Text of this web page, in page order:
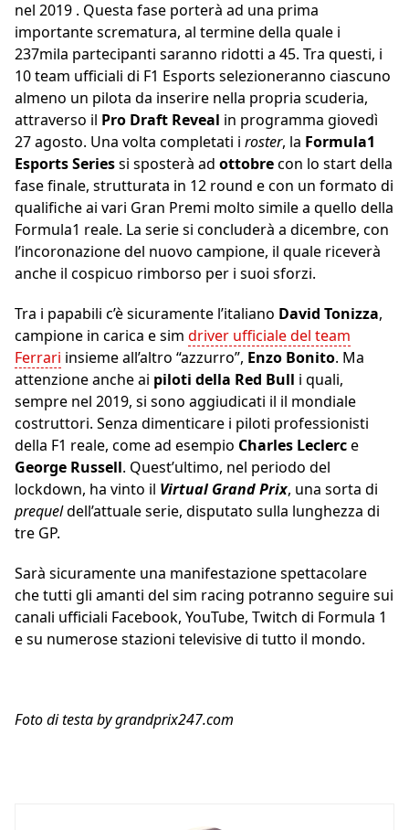
nel 2019 . Questa fase porterà ad una prima
importante scrematura, al termine della quale i
237mila partecipanti saranno ridotti a 45. Tra questi, i
10 team ufficiali di F1 Esports selezioneranno ciascuno
almeno un pilota da inserire nella propria scuderia,
attraverso il Pro Draft Reveal in programma giovedì
27 agosto. Una volta completati i roster, la Formula1
Esports Seriessi sposterà ad ottobrecon lo start della
fase finale, strutturata in 12 round e con un formato di
qualifiche ai vari Gran Premi molto simile a quello della
Formula1 reale. La serie si concluderà a dicembre, con
l’incoronazione del nuovo campione, il quale riceverà
anche il cospicuo rimborso per i suoi sforzi.
Tra i papabili c’è sicuramente l’italiano David Tonizza,
campione in carica e sim driver ufficiale del team
Ferrari insieme all’altro “azzurro”, Enzo Bonito. Ma
attenzione anche ai piloti della Red Bull i quali,
sempre nel 2019, si sono aggiudicati il il mondiale
costruttori. Senza dimenticare i piloti professionisti
della F1 reale, come ad esempio Charles Leclerce
George Russell. Quest’ultimo, nel periodo del
lockdown, ha vinto il Virtual Grand Prix, una sorta di
prequeldell’attuale serie, disputato sulla lunghezza di
tre GP.
Sarà sicuramente una manifestazione spettacolare
che tutti gli amanti del sim racing potranno seguire sui
canali ufficiali Facebook, YouTube, Twitch di Formula 1
e su numerose stazioni televisive di tutto il mondo.
Foto di testa by grandprix247.com